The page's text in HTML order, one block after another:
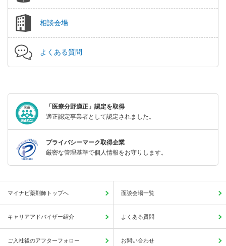
相談会場
よくある質問
「医療分野適正」認定を取得
適正認定事業者として認定されました。
プライバシーマーク取得企業
厳密な管理基準で個人情報をお守りします。
マイナビ薬剤師トップへ 面談会場一覧
キャリアアドバイザー紹介 よくある質問
ご入社後のアフターフォロー お問い合わせ